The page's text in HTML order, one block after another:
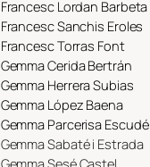
Francesc Lordan Barbeta
Francesc Sanchis Eroles
Francesc Torras Font
Gemma Cerida Bertrán
Gemma Herrera Subias
Gemma López Baena
Gemma Parcerisa Escudé
Gemma Sabaté i Estrada